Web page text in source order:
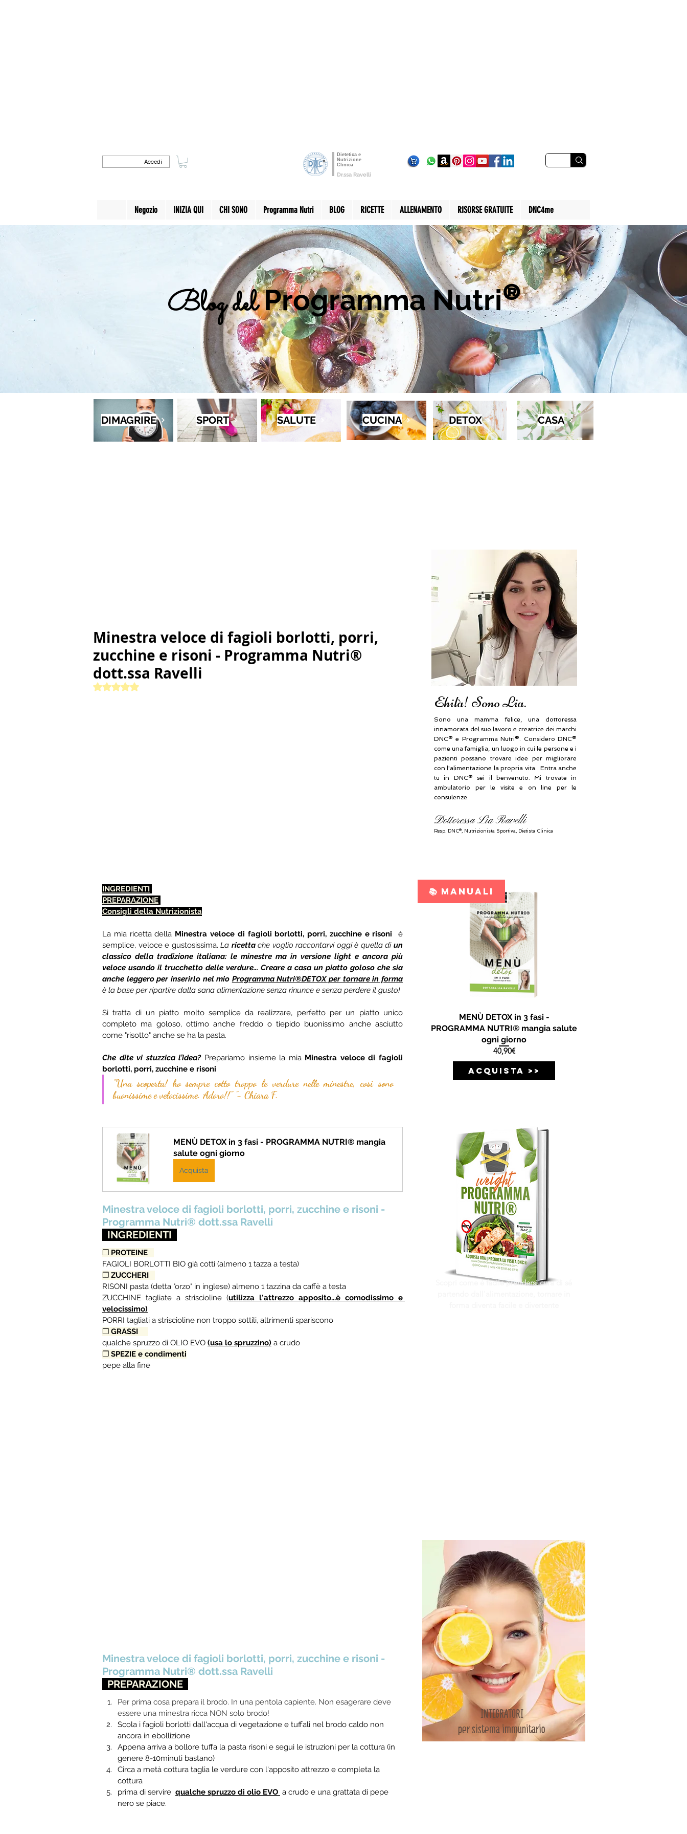
Accedi
Dietetica e
Nutrizione
Clinica
Dr.ssa Ravelli
Negozio INIZIA QUI CHI SONO Programma Nutri BLOG RICETTE ALLENAMENTO RISORSE GRATUITE DNC4me
Blog delProgramma Nutri®
DIMAGRIRE SPORT SALUTE CUCINA DETOX CASA
Minestra veloce di fagioli borlotti, porri,
zucchine e risoni - Programma Nutri®
dott.ssa Ravelli
Valutazione NaN stelle su 5.
INGREDIENTI
PREPARAZIONE
Consigli della Nutrizionista
La mia ricetta della Minestra veloce di fagioli borlotti, porri, zucchine e risoni
è
semplice, veloce e gustosissima. La ricetta che voglio raccontarvi oggi è quella di un
classico della tradizione italiana: le minestre ma in versione light e ancora più
veloce usando il trucchetto delle verdure... Creare a casa un piatto goloso che sia
anche leggero per inserirlo nel mio Programma Nutri®DETOX per tornare in forma
è la base per ripartire dalla sana alimentazione senza rinunce e senza perdere il gusto!
Si tratta di un piatto molto semplice da realizzare, perfetto per un piatto unico
completo ma goloso, ottimo anche freddo o tiepido buonissimo anche asciutto
come "risotto" anche se ha la pasta.
Che dite vi stuzzica l’idea? Prepariamo insieme la mia Minestra veloce di fagioli
borlotti, porri, zucchine e risoni
"Una scoperta! ho sempre cotto troppo le verdure nelle minestre, così sono
buonissime e velocissime. Adoro!!" "- Chiara F.
MENÙ DETOX in 3 fasi - PROGRAMMA NUTRI® mangia
salute ogni giorno
Acquista
Minestra veloce di fagioli borlotti, porri, zucchine e risoni -
Programma Nutri® dott.ssa Ravelli
  INGREDIENTI
❒ PROTEINE
FAGIOLI BORLOTTI BIO già cotti (almeno 1 tazza a testa)
❒ ZUCCHERI
RISONI pasta (detta "orzo" in inglese) almeno 1 tazzina da caffè a testa
ZUCCHINE tagliate a striscioline (utilizza l'attrezzo apposito...è comodissimo e
velocissimo)
PORRI tagliati a striscioline non troppo sottili, altrimenti spariscono
❒ GRASSI
qualche spruzzo di OLIO EVO (usa lo spruzzino) a crudo
❒ SPEZIE e condimenti
pepe alla fine
Minestra veloce di fagioli borlotti, porri, zucchine e risoni -
Programma Nutri® dott.ssa Ravelli
  PREPARAZIONE
Per prima cosa prepara il brodo. In una pentola capiente. Non esagerare deve
essere una minestra ricca NON solo brodo!
Scola i fagioli borlotti dall'acqua di vegetazione e tuffali nel brodo caldo non
ancora in ebollizione
Appena arriva a bollore tuffa la pasta risoni e segui le istruzioni per la cottura (in
genere 8-10minuti bastano)
Circa a metà cottura taglia le verdure con l'apposito attrezzo e completa la
cottura
prima di servire qualche spruzzo di olio EVO a crudo e una grattata di pepe
nero se piace.
Ehilà! Sono Lia.
Sono una mamma felice, una dottoressa
innamorata del suo lavoro e creatrice dei marchi
DNC® e Programma Nutri®. Considero DNC®
come una famiglia, un luogo in cui le persone e i
pazienti possano trovare idee per migliorare
con l'alimentazione la propria vita. Entra anche
tu in DNC® sei il benvenuto. Mi trovate in
ambulatorio per le visite e on line per le
consulenze.
Dottoressa Lia Ravelli
Resp. DNC®, N utrizionista Sportiva, Dietista Clinica
📚 MANUALI
MENÙ DETOX in 3 fasi -
PROGRAMMA NUTRI® mangia salute
ogni giorno
40,90€Prezzo
ACQUISTA >>
Scopri come è facile prendersi cura di sé
INTEGRATORI
per sistema immunitario